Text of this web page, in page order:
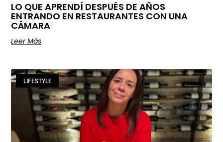
LO QUE APRENDÍ DESPUÉS DE AÑOS
ENTRANDO EN RESTAURANTES CON UNA
CÁMARA
Leer Más
LIFESTYLE